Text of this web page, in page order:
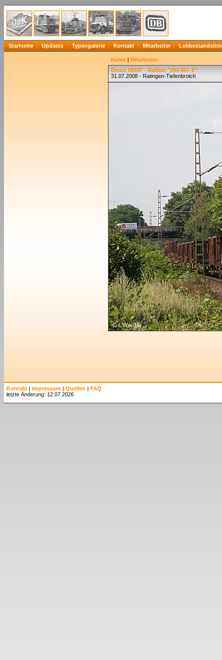
Startseite Updates Typengalerie Kontakt Mitarbeiter
Home | Mitarbeiter
Deutz 58337 - Railion "294 667-1"
31.07.2008 - Ratingen-Tiefenbroich
Kontakt | Impressum | Quellen | FAQ
letzte Änderung: 12.07.2026